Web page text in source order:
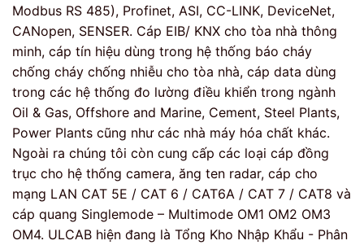
Modbus RS 485), Profinet, ASI, CC-LINK, DeviceNet,
CANopen, SENSER. Cáp EIB/ KNX cho tòa nhà thông
minh, cáp tín hiệu dùng trong hệ thống báo cháy
chống cháy chống nhiễu cho tòa nhà, cáp data dùng
trong các hệ thống đo lường điều khiển trong ngành
Oil & Gas, Offshore and Marine, Cement, Steel Plants,
Power Plants cũng như các nhà máy hóa chất khác.
Ngoài ra chúng tôi còn cung cấp các loại cáp đồng
trục cho hệ thống camera, ăng ten radar, cáp cho
mạng LAN CAT 5E / CAT 6 / CAT6A / CAT 7 / CAT8 và
cáp quang Singlemode – Multimode OM1 OM2 OM3
OM4. ULCAB hiện đang là Tổng Kho Nhập Khẩu - Phân